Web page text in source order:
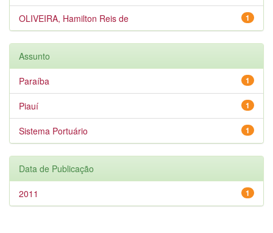
1
OLIVEIRA, Hamilton Reis de
Assunto
1
Paraíba
1
Piauí
1
Sistema Portuário
Data de Publicação
1
2011